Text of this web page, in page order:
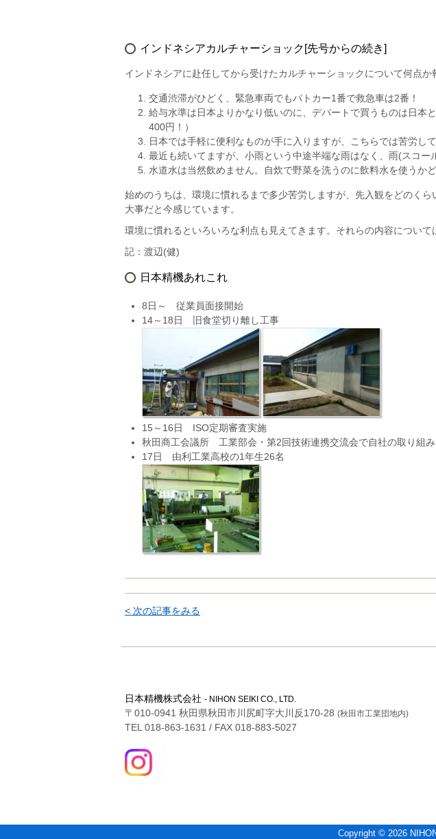
インドネシアカルチャーショック[先号からの続き]
インドネシアに赴任してから受けたカルチャーショックについて何点か
交通渋滞がひどく、緊急車両でもパトカー1番で救急車は2番！
給与水準は日本よりかなり低いのに、デパートで買うものは日本
400円！）
日本では手軽に便利なものが手に入りますが、こちらでは苦労し
最近も続いてますが、小雨という中途半端な雨はなく、雨(スコー
水道水は当然飲めません。自炊で野菜を洗うのに飲料水を使うか
始めのうちは、環境に慣れるまで多少苦労しますが、先入観をどのく
大事だと今感じています。
環境に慣れるといろいろな利点も見えてきます。それらの内容について
記：渡辺(健)
日本精機あれこれ
8日～ 従業員面接開始
14～18日 旧食堂切り離し工事
15～16日 ISO定期審査実施
秋田商工会議所 工業部会・第2回技術連携交流会で自社の取り組み
17日 由利工業高校の1年生26名
< 次の記事をみる
日本精機株式会社 - NIHON SEIKI CO., LTD.
〒010-0941 秋田県秋田市川尻町字大川反170-28 (秋田市工業団地内)
TEL 018-863-1631 / FAX 018-883-5027
Copyright © 2026